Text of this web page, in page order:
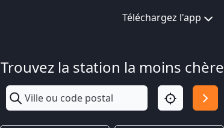
Téléchargez l'app
Trouvez la station la moins chère